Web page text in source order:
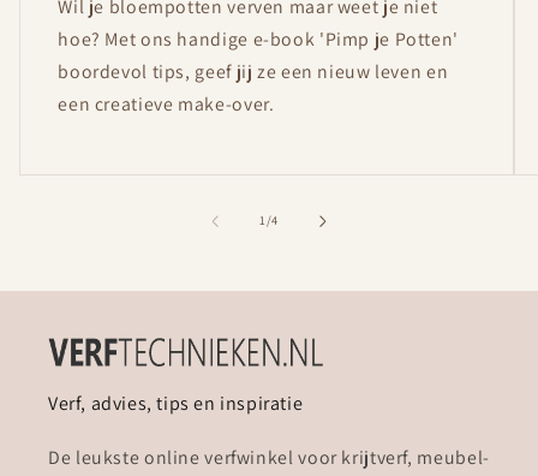
Wil je bloempotten verven maar weet je niet
hoe? Met ons handige e-book 'Pimp je Potten'
boordevol tips, geef jij ze een nieuw leven en
een creatieve make-over.
1/van
4
Verf, advies, tips en inspiratie
De leukste online verfwinkel voor krijtverf, meubel-